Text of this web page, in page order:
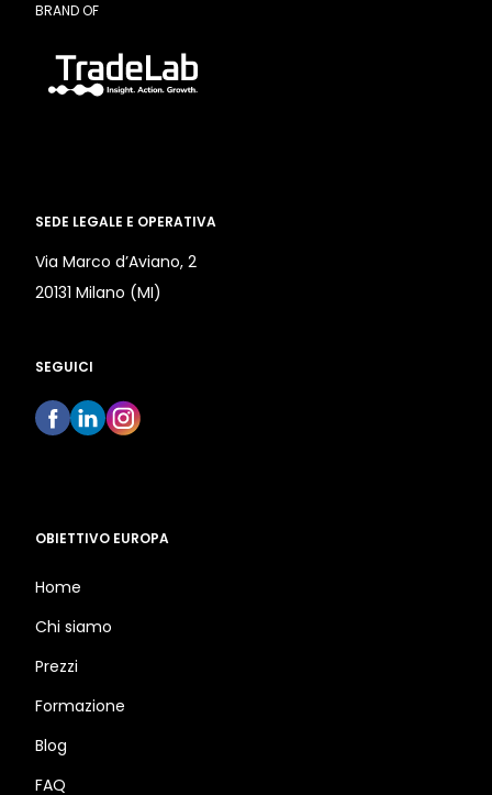
BRAND OF
SEDE LEGALE E OPERATIVA
Via Marco d’Aviano, 2
20131 Milano (MI)
SEGUICI
OBIETTIVO EUROPA
Home
Chi siamo
Prezzi
Formazione
Blog
FAQ